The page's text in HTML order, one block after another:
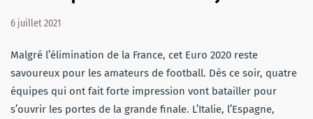
6 juillet 2021
Malgré l’élimination de la France, cet Euro 2020 reste
savoureux pour les amateurs de football. Dès ce soir, quatre
équipes qui ont fait forte impression vont batailler pour
s’ouvrir les portes de la grande finale. L’Italie, l’Espagne,